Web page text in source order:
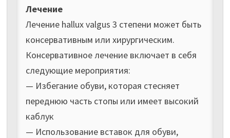
Лечение
Лечение hallux valgus 3 степени может быть
консервативным или хирургическим.
Консервативное лечение включает в себя
следующие мероприятия:
— Избегание обуви, которая стесняет
переднюю часть стопы или имеет высокий
каблук
— Использование вставок для обуви,